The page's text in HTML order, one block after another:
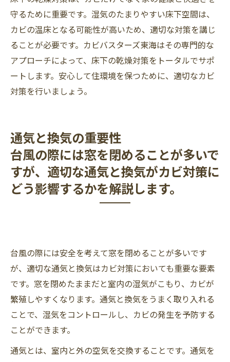
守るために重要です。湿気のたまりやすい床下空間は、
カビの温床となる可能性が高いため、適切な対策を講じ
ることが必要です。カビバスターズ東海はその専門的な
アプローチによって、床下の乾燥対策をトータルでサポ
ートします。安心して住環境を保つために、適切なカビ
対策を行いましょう。
通気と換気の重要性
台風の際には窓を閉めることが多いで
すが、適切な通気と換気がカビ対策に
どう影響するかを解説します。
台風の際には安全を考えて窓を閉めることが多いです
が、適切な通気と換気はカビ対策においても重要な要素
です。窓を閉めたままだと室内の湿気がこもり、カビが
繁殖しやすくなります。通気と換気をうまく取り入れる
ことで、湿気をコントロールし、カビの発生を予防する
ことができます。
通気とは、室内と外の空気を交換することです。通気を